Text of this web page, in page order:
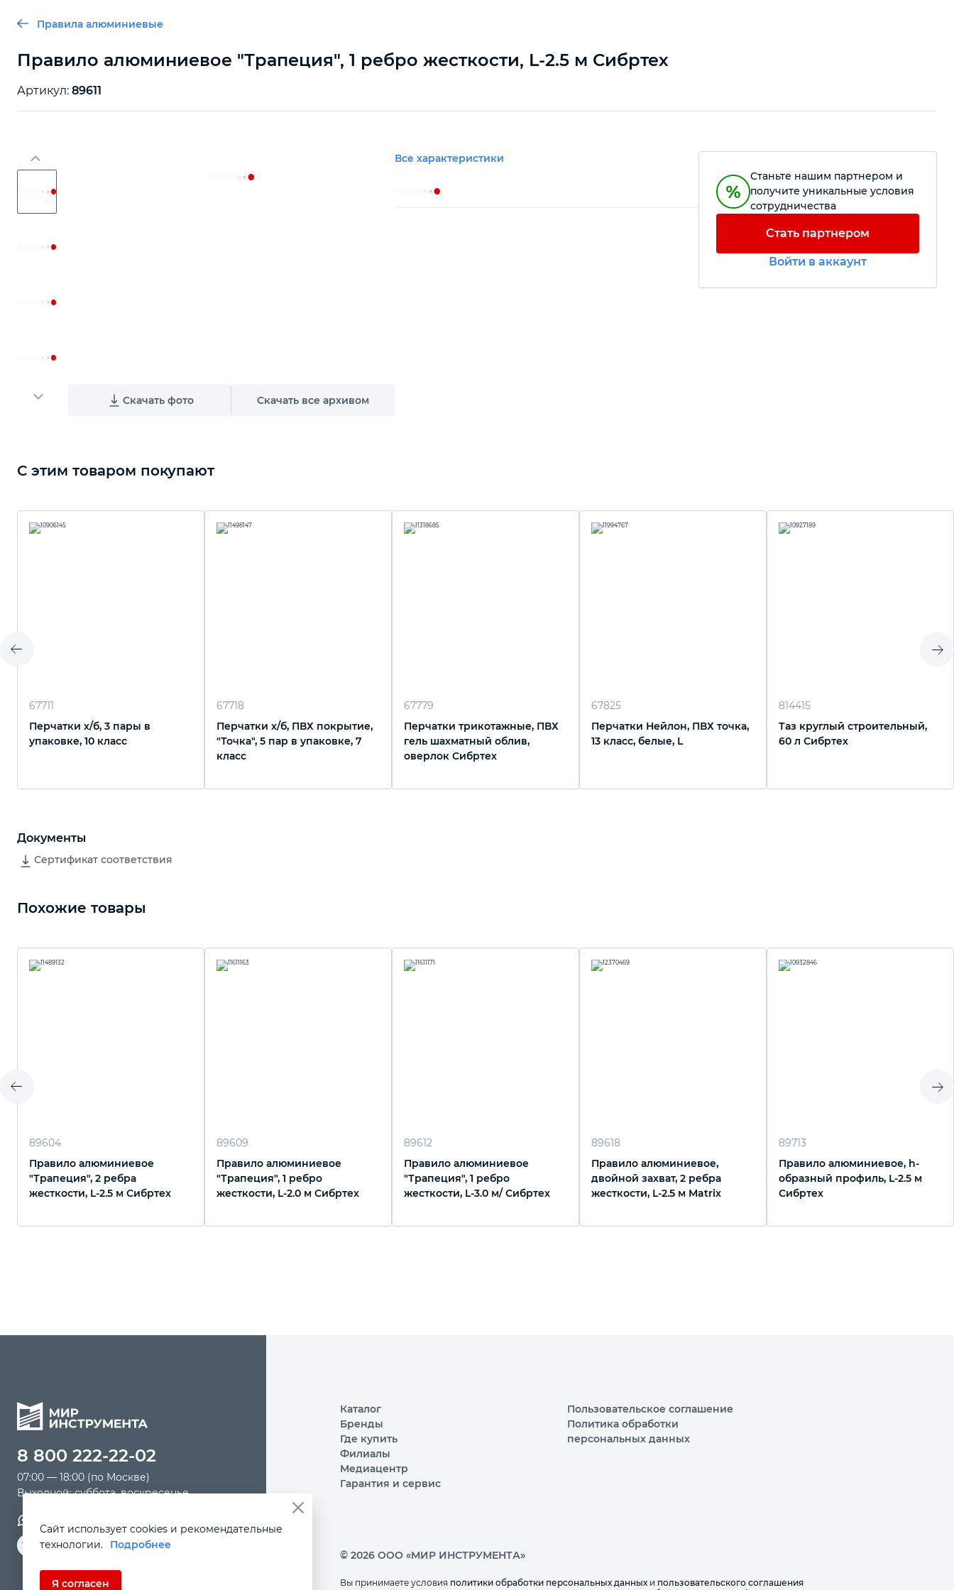
Правила алюминиевые
Правило алюминиевое "Трапеция", 1 ребро жесткости, L-2.5 м Сибртех
Артикул: 89611
Скачать фото Скачать все архивом
Все характеристики
Станьте нашим партнером и
получите уникальные условия
сотрудничества
Стать партнером
Войти в аккаунт
С этим товаром покупают
67711
Перчатки х/б, 3 пары в
упаковке, 10 класс
67718
Перчатки х/б, ПВХ покрытие,
"Точка", 5 пар в упаковке, 7
класс
67779
Перчатки трикотажные, ПВХ
гель шахматный облив,
оверлок Сибртех
67825
Перчатки Нейлон, ПВХ точка,
13 класс, белые, L
814415
Таз круглый строительный,
60 л Сибртех
Документы
Сертификат соответствия
Похожие товары
89604
Правило алюминиевое
"Трапеция", 2 ребра
жесткости, L-2.5 м Сибртех
89609
Правило алюминиевое
"Трапеция", 1 ребро
жесткости, L-2.0 м Сибртех
89612
Правило алюминиевое
"Трапеция", 1 ребро
жесткости, L-3.0 м/ Сибртех
89618
Правило алюминиевое,
двойной захват, 2 ребра
жесткости, L-2.5 м Matrix
89713
Правило алюминиевое, h-
образный профиль, L-2.5 м
Сибртех
8 800 222-22-02
07:00 — 18:00 (по Москве)
Выходной: суббота, воскресенье
Каталог
Бренды
Где купить
Филиалы
Медиацентр
Гарантия и сервис
Пользовательское соглашение
Политика обработки
персональных данных
© 2026 ООО «МИР ИНСТРУМЕНТА»
Вы принимаете условия политики обработки персональных данныхи пользовательского соглашения
Сайт использует cookies и рекомендательные
технологии.
Подробнее
Я согласен